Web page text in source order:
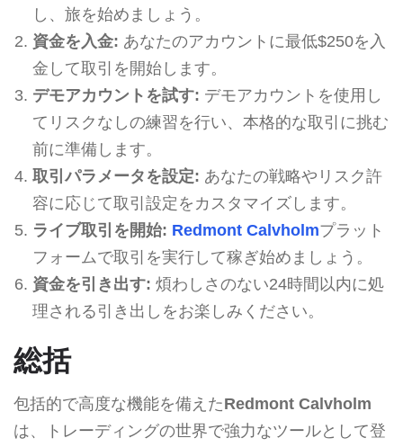
し、旅を始めましょう。
資金を入金: あなたのアカウントに最低$250を入
金して取引を開始します。
デモアカウントを試す: デモアカウントを使用し
てリスクなしの練習を行い、本格的な取引に挑む
前に準備します。
取引パラメータを設定: あなたの戦略やリスク許
容に応じて取引設定をカスタマイズします。
ライブ取引を開始: Redmont Calvholmプラット
フォームで取引を実行して稼ぎ始めましょう。
資金を引き出す: 煩わしさのない24時間以内に処
理される引き出しをお楽しみください。
総括
包括的で高度な機能を備えたRedmont Calvholm
は、トレーディングの世界で強力なツールとして登